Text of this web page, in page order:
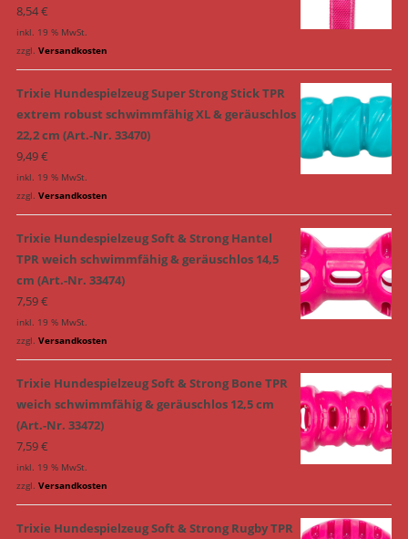
8,54€
inkl. 19 % MwSt.
zzgl. Versandkosten
Trixie Hundespielzeug Super Strong Stick TPR
extrem robust schwimmfähig XL & geräuschlos
22,2 cm (Art.-Nr. 33470)
9,49€
inkl. 19 % MwSt.
zzgl. Versandkosten
Trixie Hundespielzeug Soft & Strong Hantel
TPR weich schwimmfähig & geräuschlos 14,5
cm (Art.-Nr. 33474)
7,59€
inkl. 19 % MwSt.
zzgl. Versandkosten
Trixie Hundespielzeug Soft & Strong Bone TPR
weich schwimmfähig & geräuschlos 12,5 cm
(Art.-Nr. 33472)
7,59€
inkl. 19 % MwSt.
zzgl. Versandkosten
Trixie Hundespielzeug Soft & Strong Rugby TPR